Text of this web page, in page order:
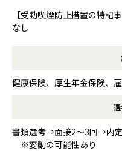
【受動喫煙防止措置の特記事
なし
健康保険、厚生年金保険、
書類選考→面接2～3回→内定
※変動の可能性あり